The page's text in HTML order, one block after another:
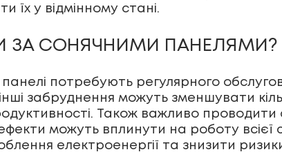
їх у відмінному стані.
ЗА СОНЯЧНИМИ ПАНЕЛЯМИ?
панелі потребують регулярного
забруднення можуть зменшувати
Також важливо проводити
можуть вплинути на роботу
електроенергії та знизити